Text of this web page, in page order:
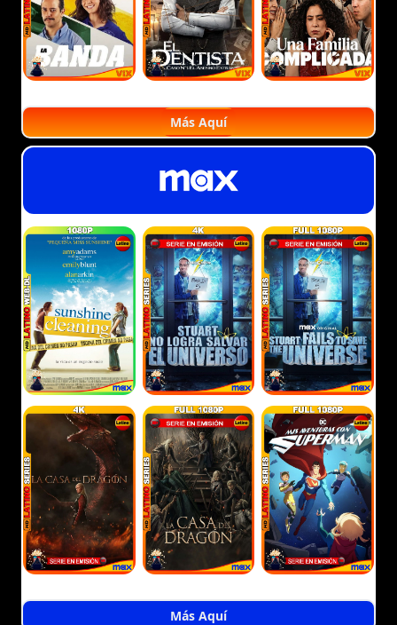
Más Aquí
Más Aquí